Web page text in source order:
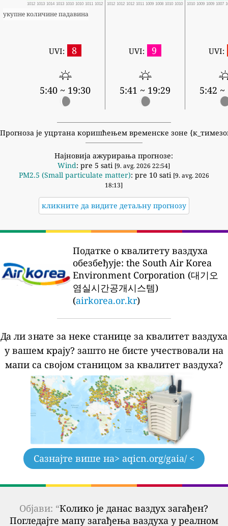
1012 1013 1014 1013 1010 1010 1011 1012 1012 1012 1012 1011 1009 1008 1010 1010 1010 1009 1009 1007
укупне количине падавина
UVI: 8
5:40 ~ 19:30
UVI: 9
5:41 ~ 19:29
UVI:
5:42 ~
Прогноза је уцртана коришћењем временске зоне
Најновија ажурирања прогнозе:
Wind: pre 5 sati [9. avg. 2026 22:54]
PM2.5 (Small particulate matter): pre 10 sati [9. avg. 2026
18:13]
кликните да видите детаљну прогнозу
Податке о квалитету ваздуха
обезбеђује: the South Air Korea
Environment Corporation (대기오
염실시간공개시스템)
(airkorea.or.kr)
Да ли знате за неке станице за квалитет ваздуха
у вашем крају? зашто не бисте учествовали на
мапи са својом станицом за квалитет ваздуха?
Сазнајте више на> aqicn.org/gaia/ <
Објави: “Колико је данас ваздух загађен?
Погледајте мапу загађења ваздуха у реалном